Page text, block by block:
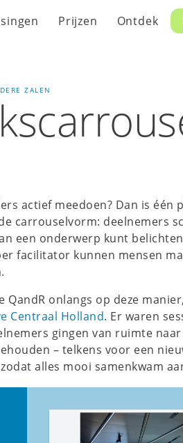
Prijzen Ontdek
ZALEN
actief meedoen? Dan is één
carrouselvorm: deelnemers
een onderwerp kunt
facilitator kunnen mensen
QandR onlangs op deze
Centraal Holland. Er waren
gingen van ruimte
– telkens voor een
alles mooi samenkwam